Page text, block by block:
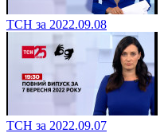
ТСН за 2022.09.08
ТСН за 2022.09.07